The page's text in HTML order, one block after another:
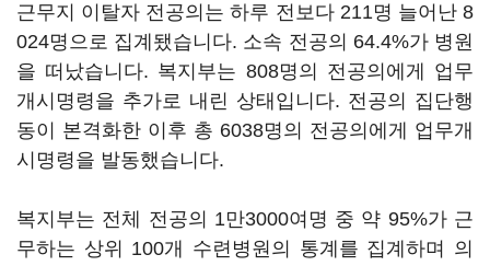
근무지 이탈자 전공의는 하루 전보다 211명 늘어난 8
024명으로 집계됐습니다. 소속 전공의 64.4%가 병원
을 떠났습니다. 복지부는 808명의 전공의에게 업무
개시명령을 추가로 내린 상태입니다. 전공의 집단행
동이 본격화한 이후 총 6038명의 전공의에게 업무개
시명령을 발동했습니다.
복지부는 전체 전공의 1만3000여명 중 약 95%가 근
무하는 상위 100개 수련병원의 통계를 집계하며 의